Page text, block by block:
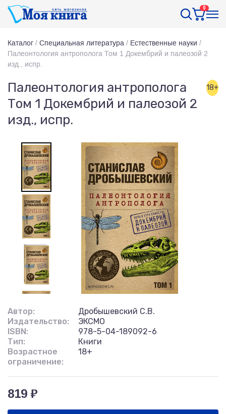
0
Каталог / Специальная литература / Естественные науки /
Палеонтология антрополога Том 1 Докембрий и палеозой 2
изд., испр.
Палеонтология антрополога
Том 1 Докембрий и палеозой 2
изд., испр.
18+
Автор:
Дробышевский С.В.
Издательство:
ЭКСМО
ISBN:
978-5-04-189092-6
Тип:
Книги
Возрастное
ограничение:
18+
819 ₽